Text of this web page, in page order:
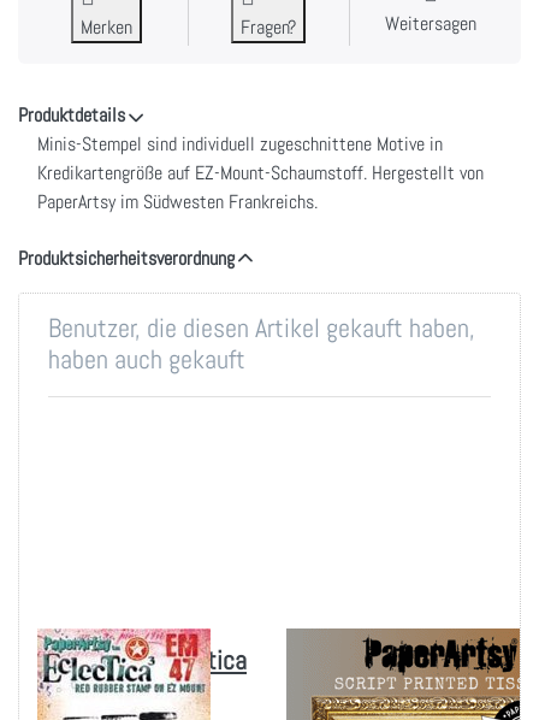
Merken Fragen? Weitersagen
Produktdetails
Minis-Stempel sind individuell zugeschnittene Motive in
Kredikartengröße auf EZ-Mount-Schaumstoff. Hergestellt von
PaperArtsy im Südwesten Frankreichs.
Produktsicherheitsverordnung
Benutzer, die diesen Artikel gekauft haben,
haben auch gekauft
PaperArtsy Eclectica
Mini 47
PaperArtsy Printed
Tissue - Script